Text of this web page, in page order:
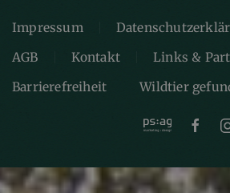
Impressum
AGB
Kontakt
Links &
Barrierefreiheit
Wildtier